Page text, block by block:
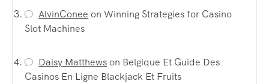
AlvinConee onWinning Strategies for Casino
Slot Machines
Daisy Matthewson Belgique Et Guide Des
Casinos En Ligne Blackjack Et Fruits